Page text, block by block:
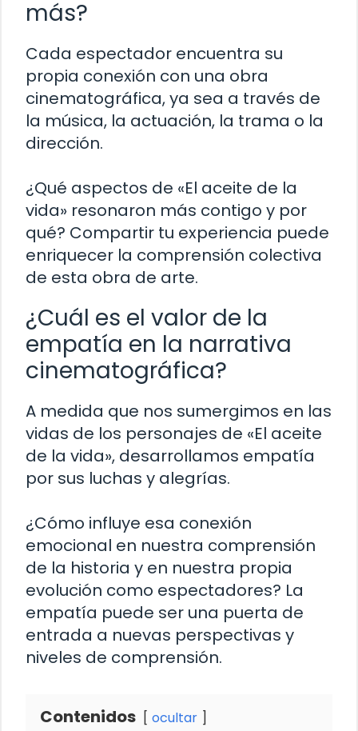
más?
Cada espectador encuentra su
propia conexión con una obra
cinematográfica, ya sea a través de
la música, la actuación, la trama o la
dirección.
¿Qué aspectos de «El aceite de la
vida» resonaron más contigo y por
qué? Compartir tu experiencia puede
enriquecer la comprensión colectiva
de esta obra de arte.
¿Cuál es el valor de la
empatía en la narrativa
cinematográfica?
A medida que nos sumergimos en las
vidas de los personajes de «El aceite
de la vida», desarrollamos empatía
por sus luchas y alegrías.
¿Cómo influye esa conexión
emocional en nuestra comprensión
de la historia y en nuestra propia
evolución como espectadores? La
empatía puede ser una puerta de
entrada a nuevas perspectivas y
niveles de comprensión.
Contenidos ocultar